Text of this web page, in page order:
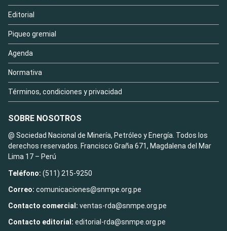
Editorial
Piqueo gremial
Agenda
Normativa
Términos, condiciones y privacidad
SOBRE NOSOTROS
@ Sociedad Nacional de Minería, Petróleo y Energía. Todos los
derechos reservados. Francisco Graña 671, Magdalena del Mar
Lima 17 – Perú
Teléfono: (511) 215-9250
Correo: comunicaciones@snmpe.org.pe
Contacto comercial: ventas-rda@snmpe.org.pe
Contacto editorial: editorial-rda@snmpe.org.pe